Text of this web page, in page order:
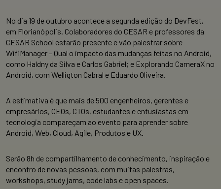
No dia 19 de outubro acontece a segunda edição do DevFest,
em Florianópolis. Colaboradores do CESAR e professores da
CESAR School estarão presente e vão palestrar sobre
WifiManager – Qual o impacto das mudanças feitas no Android,
como Haldny da Silva e Carlos Gabriel; e Explorando CameraX no
Android, com Welligton Cabral e Eduardo Oliveira.
A estimativa é que mais de 500 engenheiros, gerentes e
empresários, CEOs, CTOs, estudantes e entusiastas em
tecnologia compareçam ao evento para aprender sobre
Android, Web, Cloud, Agile, Produtos e UX.
Serão 8h de compartilhamento de conhecimento, inspiração e
encontro de novas pessoas, com muitas palestras,
workshops, study jams, code labs e open spaces.